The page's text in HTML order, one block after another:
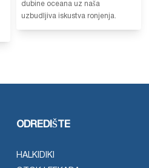
dubine oceana uz naša
uzbudljiva iskustva ronjenja.
ODREDIŠTE
HALKIDIKI